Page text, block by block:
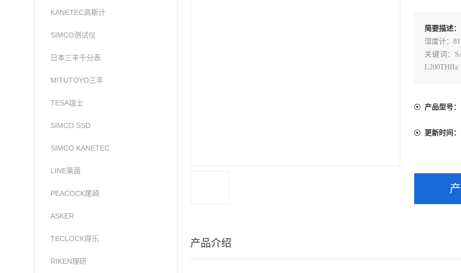
KANETEC高斯计
SIMCO测试仪
日本三丰千分表
MITUTOYO三丰
TESA瑞士
SIMCO SSD
SIMCO KANETEC
LINE莱茵
PEACOCK尾崎
ASKER
TECLOCK得乐
RIKEN理研
简要描述：
湿度计：
关键词：
L200THIIa
产品型号：
更新时间：
产品介绍